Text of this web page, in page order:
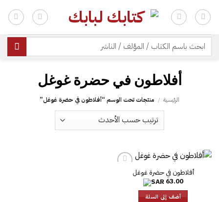
للمحتوى
البحث
عن:
الرئيسية / منتجات تحت الوسم “‎أفلاطون في حضرة غوغل”
‎أفلاطون في حضرة غوغل‎
63.00
أضف إلى السلة
| شحن مجاني للطلبات +300 ريال | تغليف مجاني للطلبات +150 ريال |